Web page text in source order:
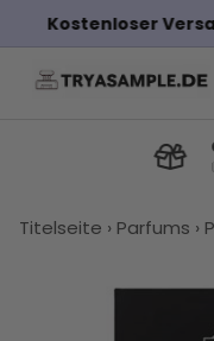
Kostenloser
Titelseite › Parfums ›